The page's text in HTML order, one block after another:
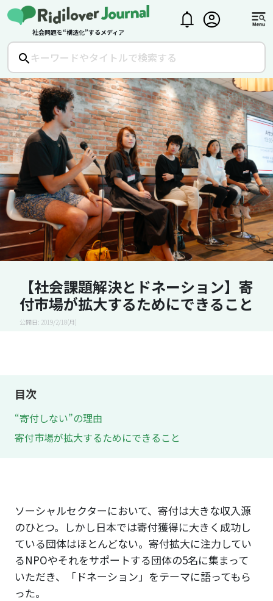
社会問題を“構造化”するメディア
【社会課題解決とドネーション】寄
付市場が拡大するためにできること
公開日: 2019/2/18(月)
目次
“寄付しない”の理由
寄付市場が拡大するためにできること
ソーシャルセクターにおいて、寄付は大きな収入源
のひとつ。しかし日本では寄付獲得に大きく成功し
ている団体はほとんどない。寄付拡大に注力してい
るNPOやそれをサポートする団体の5名に集まって
いただき、「ドネーション」をテーマに語ってもら
った。